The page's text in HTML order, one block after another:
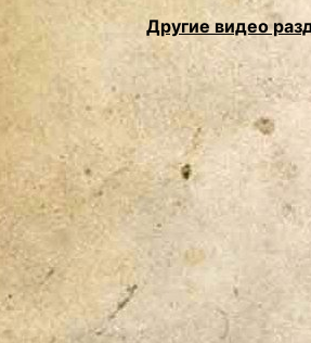
Другие видео